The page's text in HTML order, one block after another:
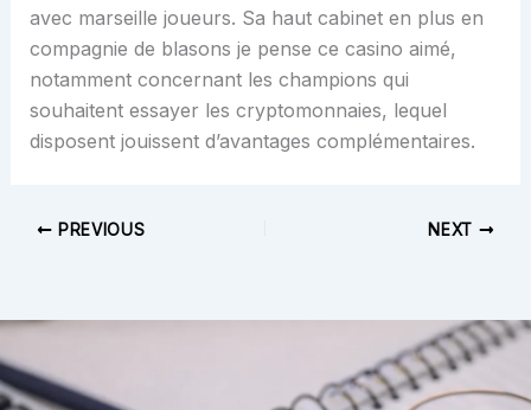
avec marseille joueurs. Sa haut cabinet en plus en
compagnie de blasons je pense ce casino aimé,
notamment concernant les champions qui
souhaitent essayer les cryptomonnaies, lequel
disposent jouissent d’avantages complémentaires.
PREVIOUS NEXT